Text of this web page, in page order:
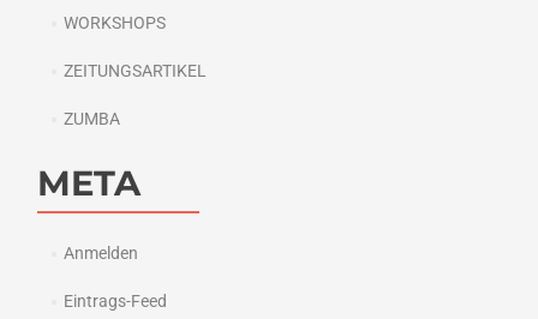
WORKSHOPS
ZEITUNGSARTIKEL
ZUMBA
META
Anmelden
Eintrags-Feed